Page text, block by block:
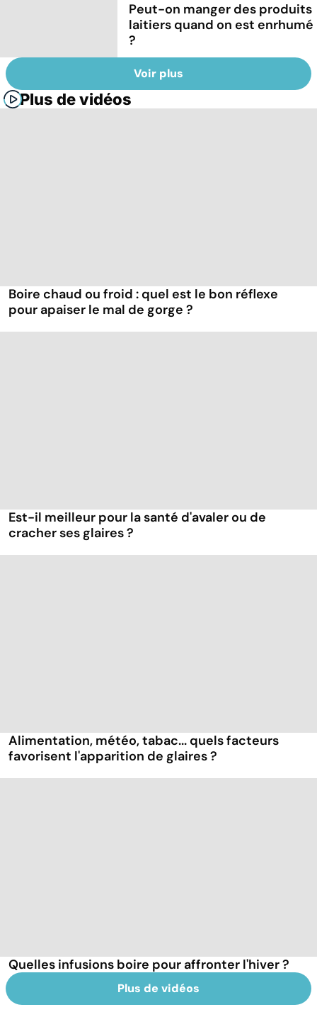
Peut-on manger des produits
laitiers quand on est enrhumé
?
Voir plus
Plus de vidéos
Boire chaud ou froid : quel est le bon réflexe
pour apaiser le mal de gorge ?
Est-il meilleur pour la santé d'avaler ou de
cracher ses glaires ?
Alimentation, météo, tabac... quels facteurs
favorisent l'apparition de glaires ?
Quelles infusions boire pour affronter l'hiver ?
Plus de vidéos